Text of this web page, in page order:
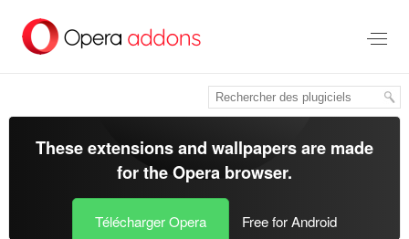
contenu
These extensions and wallpapers are made
for theOpera browser.
Télécharger Opera Free for Android